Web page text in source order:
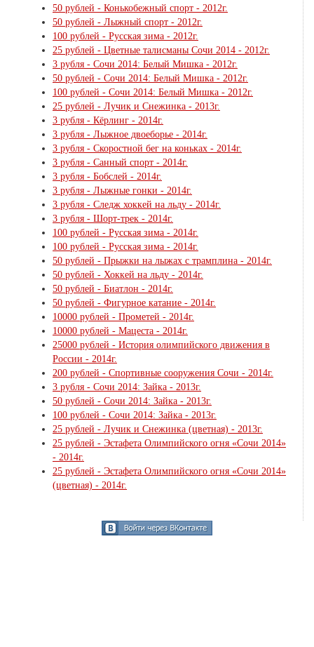
50 рублей - Конькобежный спорт - 2012г.
50 рублей - Лыжный спорт - 2012г.
100 рублей - Русская зима - 2012г.
25 рублей - Цветные талисманы Сочи 2014 - 2012г.
3 рубля - Сочи 2014: Белый Мишка - 2012г.
50 рублей - Сочи 2014: Белый Мишка - 2012г.
100 рублей - Сочи 2014: Белый Мишка - 2012г.
25 рублей - Лучик и Снежинка - 2013г.
3 рубля - Кёрлинг - 2014г.
3 рубля - Лыжное двоеборье - 2014г.
3 рубля - Скоростной бег на коньках - 2014г.
3 рубля - Санный спорт - 2014г.
3 рубля - Бобслей - 2014г.
3 рубля - Лыжные гонки - 2014г.
3 рубля - Следж хоккей на льду - 2014г.
3 рубля - Шорт-трек - 2014г.
100 рублей - Русская зима - 2014г.
100 рублей - Русская зима - 2014г.
50 рублей - Прыжки на лыжах с трамплина - 2014г.
50 рублей - Хоккей на льду - 2014г.
50 рублей - Биатлон - 2014г.
50 рублей - Фигурное катание - 2014г.
10000 рублей - Прометей - 2014г.
10000 рублей - Мацеста - 2014г.
25000 рублей - История олимпийского движения в
России - 2014г.
200 рублей - Спортивные сооружения Сочи - 2014г.
3 рубля - Сочи 2014: Зайка - 2013г.
50 рублей - Сочи 2014: Зайка - 2013г.
100 рублей - Сочи 2014: Зайка - 2013г.
25 рублей - Лучик и Снежинка (цветная) - 2013г.
25 рублей - Эстафета Олимпийского огня «Сочи 2014»
- 2014г.
25 рублей - Эстафета Олимпийского огня «Сочи 2014»
(цветная) - 2014г.